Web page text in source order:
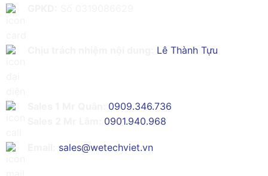
Lê Thành Tựu
0909.346.736
0901.940.968
sales@wetechviet.vn